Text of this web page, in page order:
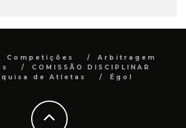
Competições
Arbitragem
COMISSÃO DISCIPLINAR
de Atletas
Égol